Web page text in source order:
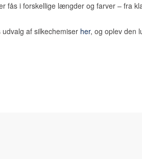
fås i forskellige længder og farver – fra
udvalg af silkechemiser her, og oplev den